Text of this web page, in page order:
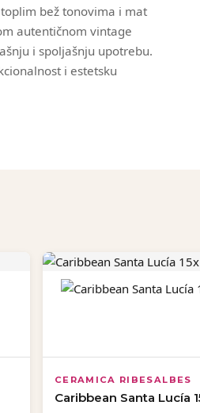
bež tonovima i mat
autentičnom vintage
i spoljašnju upotrebu.
i estetsku
CERAMICA RIBESALBES
Caribbean Santa Lucía